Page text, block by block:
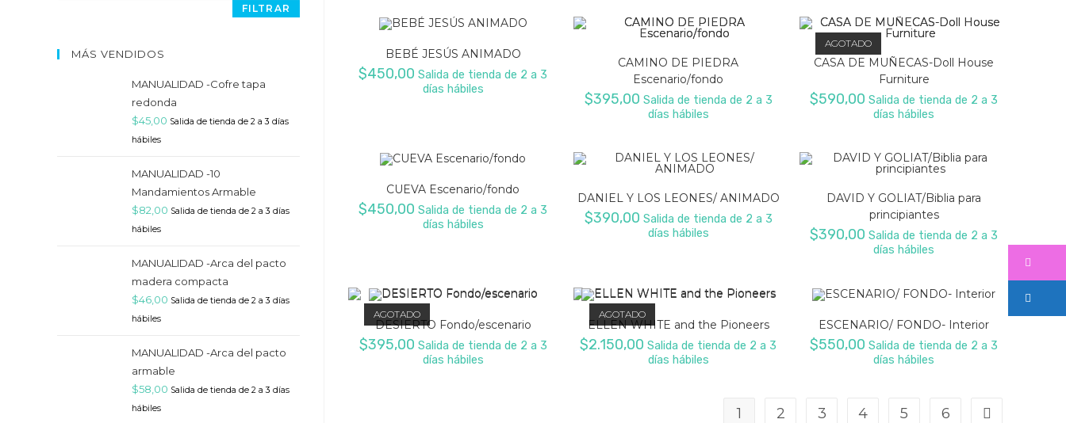
BEBÉ JESÚS ANIMADO
$450,00 Salida de tienda de 2 a 3
días hábiles
CAMINO DE PIEDRA
Escenario/fondo
$395,00 Salida de tienda de 2 a 3
días hábiles
AGOTADO
CASA DE MUÑECAS-Doll House
Furniture
$590,00 Salida de tienda de 2 a 3
días hábiles
CUEVA Escenario/fondo
$450,00 Salida de tienda de 2 a 3
días hábiles
DANIEL Y LOS LEONES/ ANIMADO
$390,00 Salida de tienda de 2 a 3
días hábiles
DAVID Y GOLIAT/Biblia para
principiantes
$390,00 Salida de tienda de 2 a 3
días hábiles
AGOTADO
DESIERTO Fondo/escenario
$395,00 Salida de tienda de 2 a 3
días hábiles
AGOTADO
ELLEN WHITE and the Pioneers
$2.150,00 Salida de tienda de 2 a 3
días hábiles
ESCENARIO/ FONDO- Interior
$550,00 Salida de tienda de 2 a 3
días hábiles
1 2 3 4 5 6
FILTRAR
MÁS VENDIDOS
MANUALIDAD -Cofre tapa
redonda
$45,00 Salida de tienda de 2 a 3 días
hábiles
MANUALIDAD -10
Mandamientos Armable
$82,00 Salida de tienda de 2 a 3 días
hábiles
MANUALIDAD -Arca del pacto
madera compacta
$46,00 Salida de tienda de 2 a 3 días
hábiles
MANUALIDAD -Arca del pacto
armable
$58,00 Salida de tienda de 2 a 3 días
hábiles